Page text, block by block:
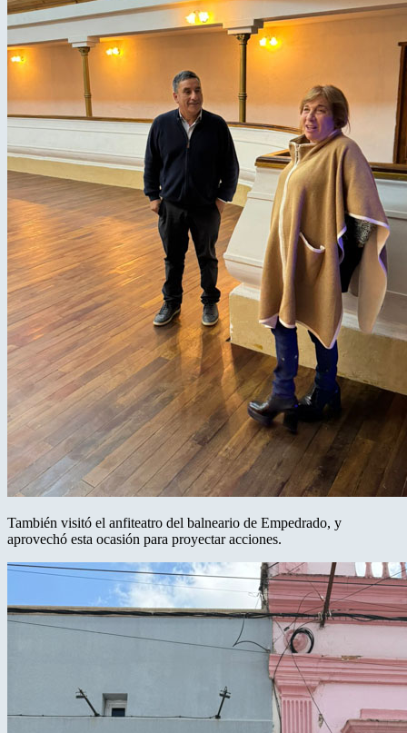
También visitó el anfiteatro del balneario de Empedrado, y
aprovechó esta ocasión para proyectar acciones.